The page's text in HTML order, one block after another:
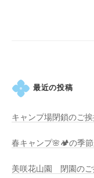
最近の投稿
キャンプ場閉鎖のご
春キャンプ🌸🏕️の季節
美咲花山園 閉園のご